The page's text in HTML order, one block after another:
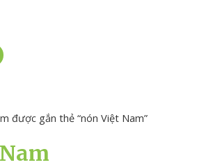
được gắn thẻ “nón Việt Nam”